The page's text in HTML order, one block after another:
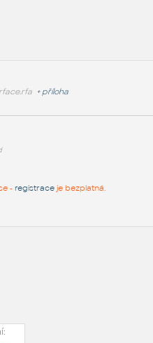
+ příloha
- registraceje bezplatná.